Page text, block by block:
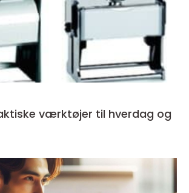
værktøjer til hverdag og